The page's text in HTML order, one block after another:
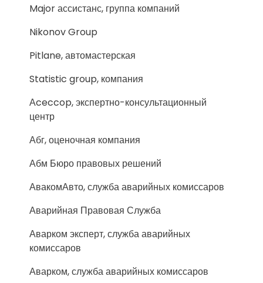
Major ассистанс, группа компаний
Nikonov Group
Pitlane, автомастерская
Statistic group, компания
Аceccop, экспертно-консультационный
центр
Абг, оценочная компания
Абм Бюро правовых решений
АвакомАвто, служба аварийных комиссаров
Аварийная Правовая Служба
Аварком эксперт, служба аварийных
комиссаров
Аварком, служба аварийных комиссаров